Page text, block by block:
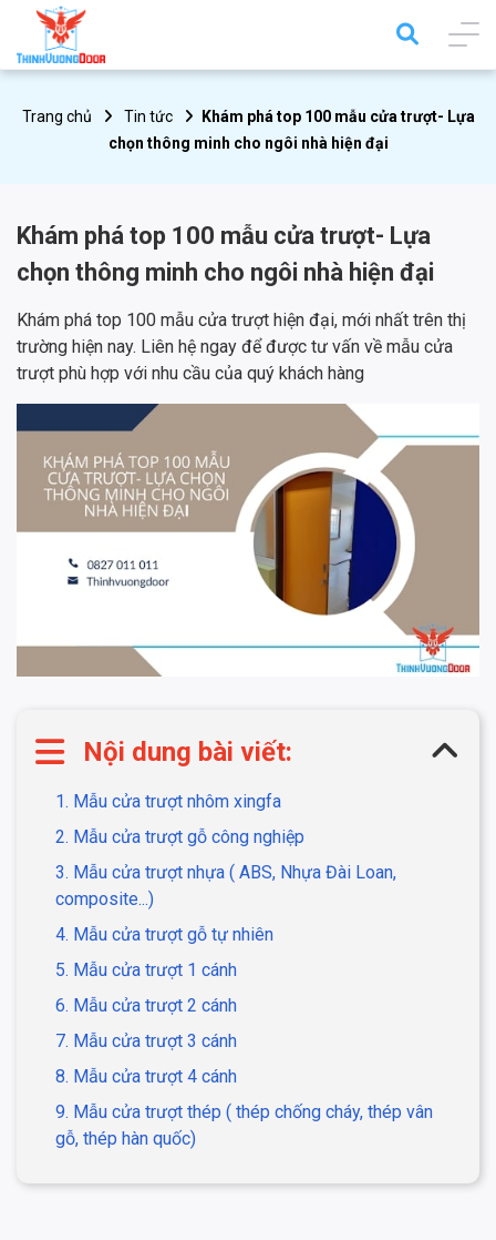
Trang chủ Tin tức
Khám phá top 100 mẫu cửa trượt- Lựa
chọn thông minh cho ngôi nhà hiện đại
Khám phá top 100 mẫu cửa trượt- Lựa
chọn thông minh cho ngôi nhà hiện đại
Khám phá top 100 mẫu cửa trượt hiện đại, mới nhất trên thị
trường hiện nay. Liên hệ ngay để được tư vấn về mẫu cửa
trượt phù hợp với nhu cầu của quý khách hàng
Nội dung bài viết:
1. Mẫu cửa trượt nhôm xingfa
2. Mẫu cửa trượt gỗ công nghiệp
3. Mẫu cửa trượt nhựa ( ABS, Nhựa Đài Loan,
composite...)
4. Mẫu cửa trượt gỗ tự nhiên
5. Mẫu cửa trượt 1 cánh
6. Mẫu cửa trượt 2 cánh
7. Mẫu cửa trượt 3 cánh
8. Mẫu cửa trượt 4 cánh
9. Mẫu cửa trượt thép ( thép chống cháy, thép vân
gỗ, thép hàn quốc)